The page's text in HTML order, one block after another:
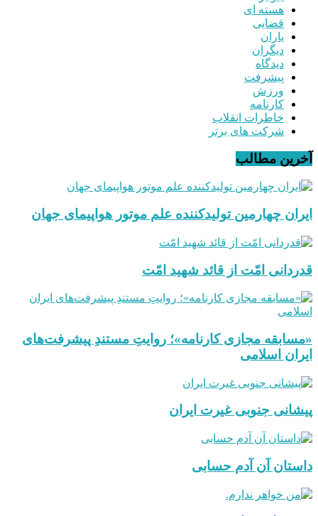
هسته ای
قضایی
یاران
دیگران
دیدگاه
پیشرفت
ورزش
کارنامه
خاطرات انقلاب
شرکت های برتر
آخرین مطالب
ایران چهارمین تولیدکننده علم موتور هواپیمای جهان
قدردانی امّت از قائد شهید امّت
«مسابقه مجازی کارنامه»؛ روایتِ مستندِ پیشرفت‌های
ایران اسلامی
پیشانی جنوبی غیرت ایران
داستان آن آدم حسابی